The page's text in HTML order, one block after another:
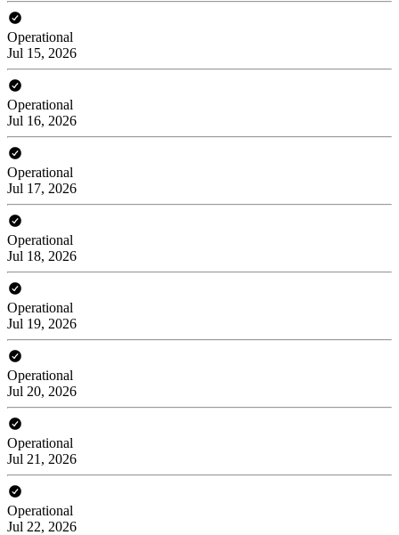
Operational
Jul 15, 2026
Operational
Jul 16, 2026
Operational
Jul 17, 2026
Operational
Jul 18, 2026
Operational
Jul 19, 2026
Operational
Jul 20, 2026
Operational
Jul 21, 2026
Operational
Jul 22, 2026